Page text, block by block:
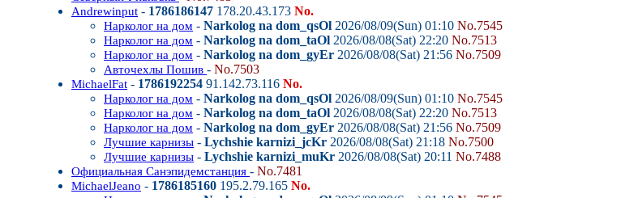
Andrewinput - 1786186147 178.20.43.173 No.
Нарколог на дом - Narkolog na dom_qsOl 2026/08/09(Sun) 01:10 No.7545
Нарколог на дом - Narkolog na dom_taOl 2026/08/08(Sat) 22:20 No.7513
Нарколог на дом - Narkolog na dom_gyEr 2026/08/08(Sat) 21:56 No.7509
Авточехлы Пошив - No.7503
MichaelFat - 1786192254 91.142.73.116 No.
Нарколог на дом - Narkolog na dom_qsOl 2026/08/09(Sun) 01:10 No.7545
Нарколог на дом - Narkolog na dom_taOl 2026/08/08(Sat) 22:20 No.7513
Нарколог на дом - Narkolog na dom_gyEr 2026/08/08(Sat) 21:56 No.7509
Лучшие карнизы - Lychshie karnizi_jcKr 2026/08/08(Sat) 21:18 No.7500
Лучшие карнизы - Lychshie karnizi_muKr 2026/08/08(Sat) 20:11 No.7488
Официальная Санэпидемстанция - No.7481
MichaelJeano - 1786185160 195.2.79.165 No.